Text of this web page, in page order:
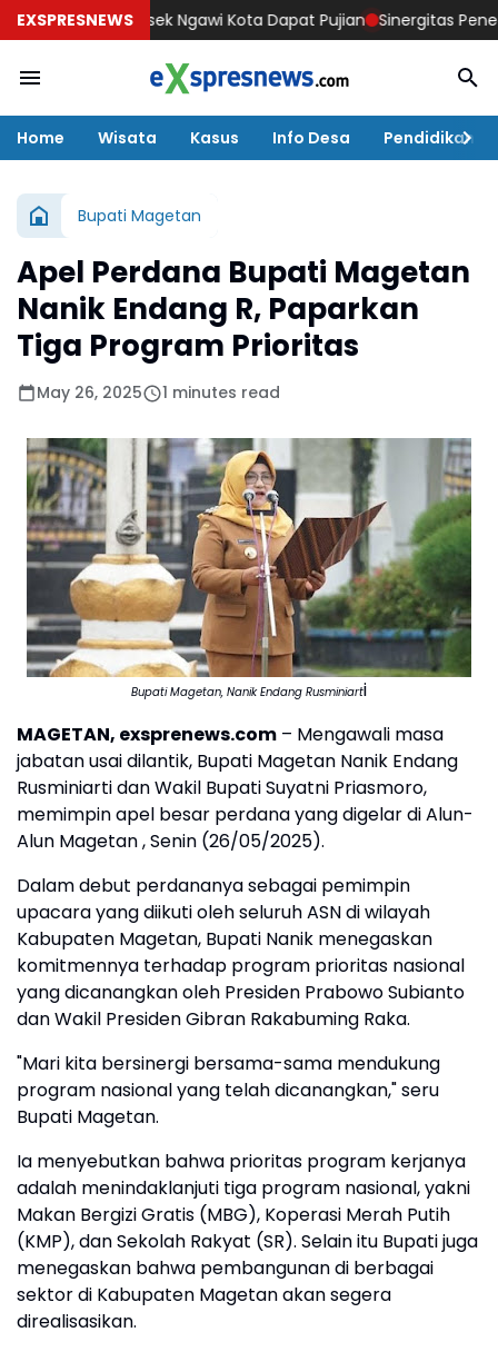
EXSPRESNEWS
Polsek Ngawi Kota Dapat Pujian Sinergitas Penegak
Home Wisata Kasus Info Desa Pendidikan
Bupati Magetan
Apel Perdana Bupati Magetan
Nanik Endang R, Paparkan
Tiga Program Prioritas
May 26, 2025 1 minutes read
Bupati Magetan, Nanik Endang Rusminiarti
MAGETAN, exsprenews.com – Mengawali masa
jabatan usai dilantik, Bupati Magetan Nanik Endang
Rusminiarti dan Wakil Bupati Suyatni Priasmoro,
memimpin apel besar perdana yang digelar di Alun-
Alun Magetan , Senin (26/05/2025).
Dalam debut perdananya sebagai pemimpin
upacara yang diikuti oleh seluruh ASN di wilayah
Kabupaten Magetan, Bupati Nanik menegaskan
komitmennya terhadap program prioritas nasional
yang dicanangkan oleh Presiden Prabowo Subianto
dan Wakil Presiden Gibran Rakabuming Raka.
"Mari kita bersinergi bersama-sama mendukung
program nasional yang telah dicanangkan," seru
Bupati Magetan.
Ia menyebutkan bahwa prioritas program kerjanya
adalah menindaklanjuti tiga program nasional, yakni
Makan Bergizi Gratis (MBG), Koperasi Merah Putih
(KMP), dan Sekolah Rakyat (SR). Selain itu Bupati juga
menegaskan bahwa pembangunan di berbagai
sektor di Kabupaten Magetan akan segera
direalisasikan.